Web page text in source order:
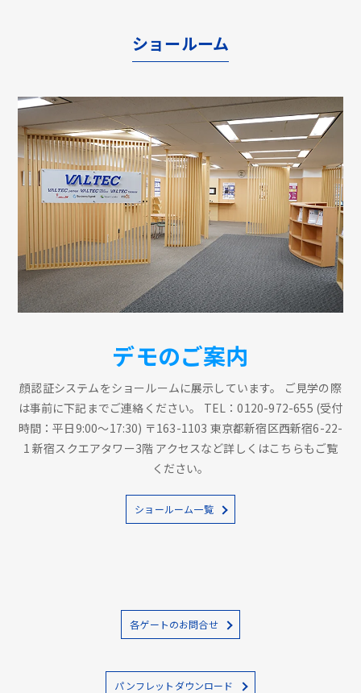
ショールーム
デモのご案内
顔認証システムをショールームに展示しています。 ご見学の際
は事前に下記までご連絡ください。 TEL：0120-972-655 (受付
時間：平日9:00～17:30) 〒163-1103 東京都新宿区西新宿6-22-
1 新宿スクエアタワー3階 アクセスなど詳しくはこちらもご覧
ください。
ショールーム一覧
各ゲートのお問合せ
パンフレットダウンロード